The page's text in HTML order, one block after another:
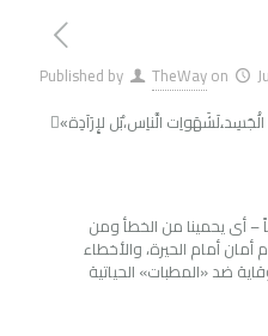
Published by TheWayon
«ِلَكْي لاَ يَِعيَش أَيًْضا الَّزَماَن الَْباِقَيِ في الَْجَسِد،ِلَشَهَواِت الَّناِس،بَْل لإِرَاَدِة
– أى يحمينا من الخطأ ومن
أمام الحيرة، والأخطاء
ضد «المطبات» الحياتية